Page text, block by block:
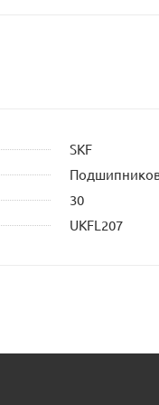
SKF
30
UKFL207